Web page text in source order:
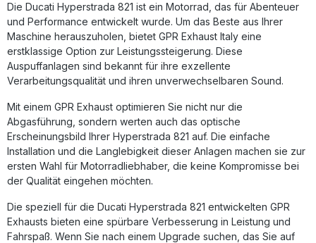
Drehmoment Homologiert und legal im Straßenverkehr
nutzbar Deutliche Gewichtseinsparung gegenüber der
Serienanlage Removable Db-Killer für individuell
anpassbaren Sound Lieferumfang: GPR Deeptone Inox
Slip-On Auspuff Abnehmbare Db-Killer-Einheit
Verbindungsrohr und Katalysator Fahrzeugspezifische
Halterungen Montagezubehör
Die Ducati Hyperstrada 821 ist ein Motorrad, das für Abenteuer
und Performance entwickelt wurde. Um das Beste aus Ihrer
Maschine herauszuholen, bietet GPR Exhaust Italy eine
erstklassige Option zur Leistungssteigerung. Diese
Auspuffanlagen sind bekannt für ihre exzellente
Verarbeitungsqualität und ihren unverwechselbaren Sound.
Mit einem GPR Exhaust optimieren Sie nicht nur die
Abgasführung, sondern werten auch das optische
Erscheinungsbild Ihrer Hyperstrada 821 auf. Die einfache
Installation und die Langlebigkeit dieser Anlagen machen sie zur
ersten Wahl für Motorradliebhaber, die keine Kompromisse bei
der Qualität eingehen möchten.
Die speziell für die Ducati Hyperstrada 821 entwickelten GPR
Exhausts bieten eine spürbare Verbesserung in Leistung und
Fahrspaß. Wenn Sie nach einem Upgrade suchen, das Sie auf